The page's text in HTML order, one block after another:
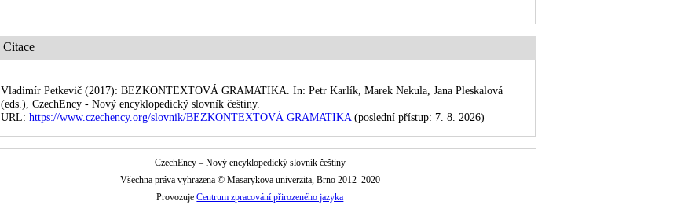
Citace
Vladimír Petkevič (2017): BEZKONTEXTOVÁ GRAMATIKA. In: Petr Karlík, Marek Nekula, Jana Pleskalová
(eds.), CzechEncy - Nový encyklopedický slovník češtiny.
URL:https://www.czechency.org/slovnik/BEZKONTEXTOVÁ GRAMATIKA(poslední přístup: 7. 8. 2026)
CzechEncy – Nový encyklopedický slovník češtiny
Všechna práva vyhrazena © Masarykova univerzita, Brno 2012–2020
ProvozujeCentrum zpracování přirozeného jazyka